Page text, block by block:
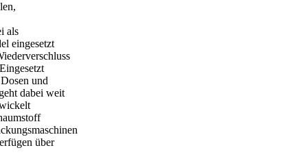
als
eingesetzt
und
dabei weit
über